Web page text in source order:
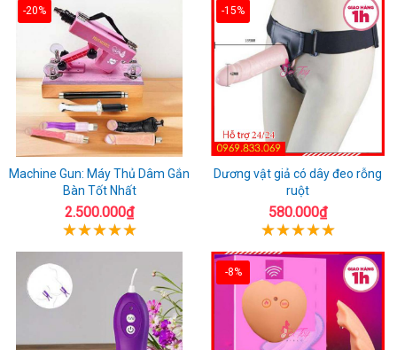
-20%
Machine Gun: Máy Thủ Dâm Gắn
Bàn Tốt Nhất
2.500.000₫
-15%
Dương vật giả có dây đeo rỗng
ruột
580.000₫
-8%